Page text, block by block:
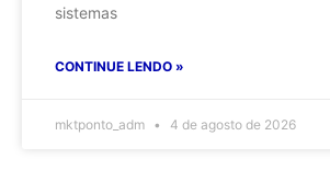
sistemas
CONTINUE LENDO »
mktponto_adm 4 de agosto de 2026